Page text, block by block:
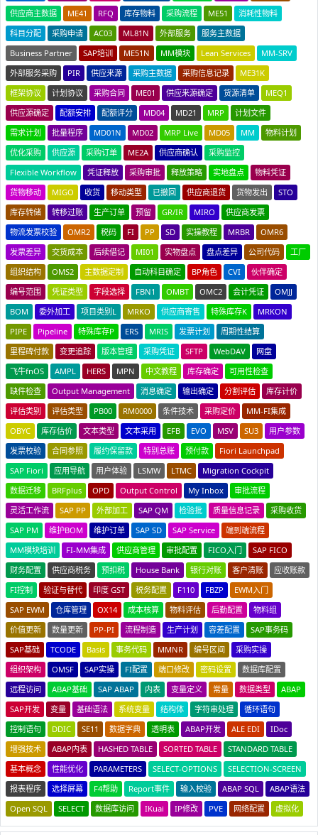
供应商主数据
ME41 RFQ 库存物料 采购流程 ME51
消耗性物料
科目分配
采购申请 AC03 ML81N 外部服务
服务主数据
Business Partner
SAP培训 ME51N MM模块 Lean Services
MM-SRV
外部服务采购
PIR 供应来源 采购主数据 采购信息记录
ME31K
框架协议
计划协议 采购合同 ME01 供应来源确定 货源清单
MEQ1
供应源确定
配额安排 配额评分 MD04 MD21 MRP
计划文件
需求计划
批量程序 MD01N MD02 MRP Live MD05 MM
物料计划
优化采购
供应源 采购订单 ME2A 供应商确认
采购监控
Flexible Workflow
凭证释放 采购审批 释放策略 实地盘点
物料凭证
货物移动
MIGO 收货 移动类型 已撤回 供应商退货 货物发出
STO
库存转储
转移过账 生产订单 预留 GR/IR MIRO
供应商发票
物流发票校验
OMR2 税码 FI PP SD 实操教程 MRBR
OMR6
发票差异
交货成本 后续借记 MI01 实物盘点 盘点差异 公司代码
工厂
组织结构
OMS2 主数据定制 自动科目确定 BP角色 CVI
伙伴确定
编号范围
凭证类型 字段选择 FBN1 OMBT OMC2 会计凭证
OMJJ
BOM
委外加工 项目类别L MRKO 供应商寄售 特殊库存K
MRKON
PIPE
Pipeline 特殊库存P ERS MRIS 发票计划
周期性结算
里程碑付款
变更追踪 版本管理 采购凭证 SFTP WebDAV
网盘
飞牛fnOS
AMPL HERS MPN 中文教程 库存确定
可用性检查
缺件检查
Output Management 消息确定 输出确定 分割评估
库存计价
评估类别
评估类型 PB00 RM0000 条件技术 采购定价
MM-FI集成
OBYC
库存估价 文本类型 文本采用 EFB EVO MSV SU3
用户参数
发票校验
合同参照 履约保留款 特别总账 预付款
Fiori Launchpad
SAP Fiori
应用导航 用户体验 LSMW LTMC
Migration Cockpit
数据迁移
BRFplus OPD Output Control My Inbox
审批流程
灵活工作流
SAP PP 外部加工 SAP QM 检验批 质量信息记录
采购收货
SAP PM
维护BOM 维护订单 SAP SD SAP Service
端到端流程
MM模块培训
FI-MM集成 供应商管理 审批配置 FICO入门
SAP FICO
财务配置
供应商税务 预扣税 House Bank 银行对账 客户清账
应收账款
FI控制
验证与替代 印度 GST 税务配置 F110 FBZP
EWM入门
SAP EWM
仓库管理 OX14 成本核算 物料评估 后勤配置
物料组
价值更新
数量更新 PP-PI 流程制造 生产计划 容差配置
SAP事务码
SAP基础
TCODE Basis 事务代码 MMNR 编号区间
采购实操
组织架构
OMSF SAP实操 FI配置 端口修改 密码设置
数据库配置
远程访问
ABAP基础 SAP ABAP 内表 变量定义 常量 数据类型
ABAP
SAP开发
变量 基础语法 系统变量 结构体 字符串处理
循环语句
控制语句
DDIC SE11 数据字典 透明表 ABAP开发 ALE EDI
IDoc
增强技术
ABAP内表 HASHED TABLE SORTED TABLE
STANDARD TABLE
基本概念
性能优化 PARAMETERS SELECT-OPTIONS
SELECTION-SCREEN
报表程序
选择屏幕 F4帮助 Report事件 输入校验 ABAP SQL
ABAP语法
Open SQL
SELECT 数据库访问 IKuai IP修改 PVE 网络配置 虚拟化